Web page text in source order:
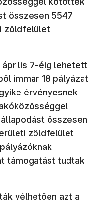
összesen 5547
zöldfelület
7-éig lehetett
immár 18 pályázat
érvényesnek
összesen
zöldfelület
támogatást tudtak
vélhetően azt a